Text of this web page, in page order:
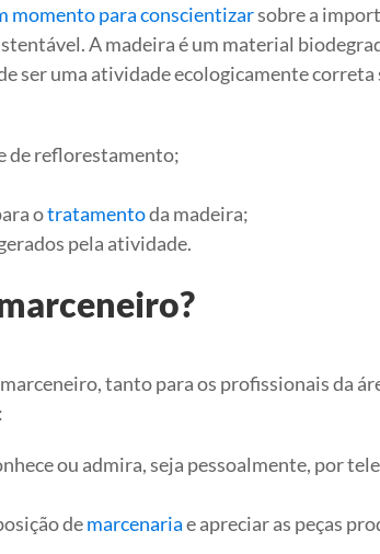
momento para conscientizarsobre a
A madeira é um material
ser uma atividade ecologicamente correta
de reflorestamento;
otratamentoda madeira;
pela atividade.
tanto para os profissionais da
ou admira, seja pessoalmente, por
demarcenariae apreciar as peças